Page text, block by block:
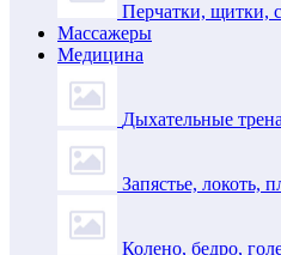
Перчатки, щитки,
Массажеры
Медицина
Дыхательные
Запястье, локоть,
Колено, бедро,